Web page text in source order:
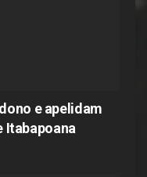
e apelidam
Itabapoana